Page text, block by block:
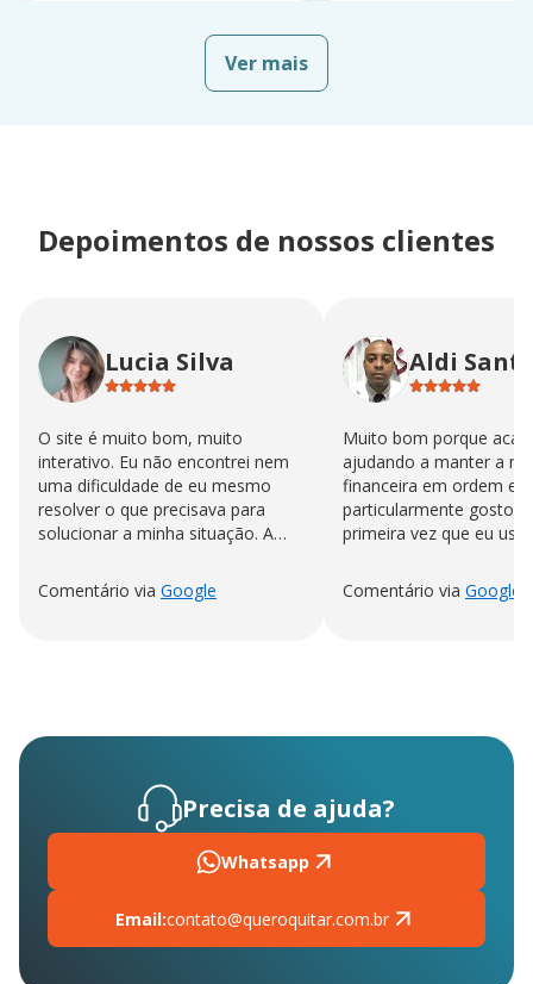
Ver mais
Depoimentos de nossos clientes
Lucia Silva
O site é muito bom, muito
interativo. Eu não encontrei nem
uma dificuldade de eu mesmo
resolver o que precisava para
solucionar a minha situação. A
"impagável."
Comentário via Google
Aldi
Muito bom porque
ajudando a manter a
financeira em ordem eu
particularmente gosto
primeira vez que eu uso
Comentário via Google
Precisa de ajuda?
Whatsapp
Email:contato@queroquitar.com.br